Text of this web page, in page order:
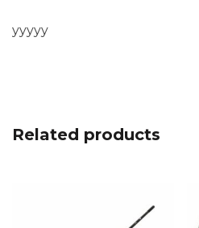
yyyyy
Related products